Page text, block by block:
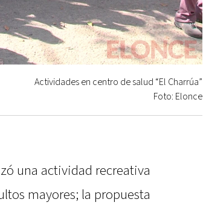
Actividades en centro de salud “El Charrúa”
Foto: Elonce
una actividad recreativa
mayores; la propuesta